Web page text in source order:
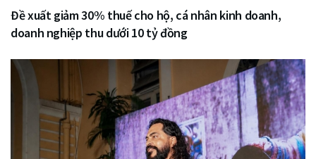
Đề xuất giảm 30% thuế cho hộ, cá nhân kinh doanh,
doanh nghiệp thu dưới 10 tỷ đồng